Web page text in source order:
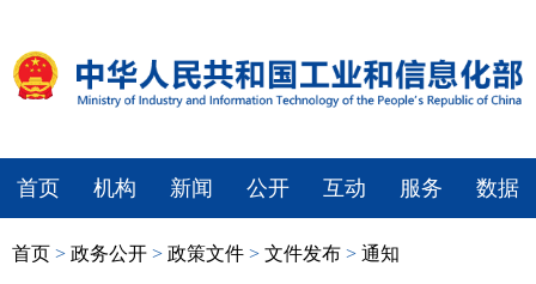
首页 机构 新闻 公开 互动 服务 数据
首页 > 政务公开 > 政策文件 > 文件发布 > 通知